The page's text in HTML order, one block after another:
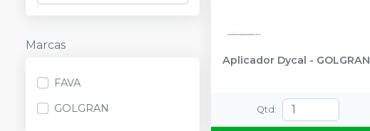
Marcas
FAVA
GOLGRAN
Aplicador Dycal - GOLGRAN
Qtd :